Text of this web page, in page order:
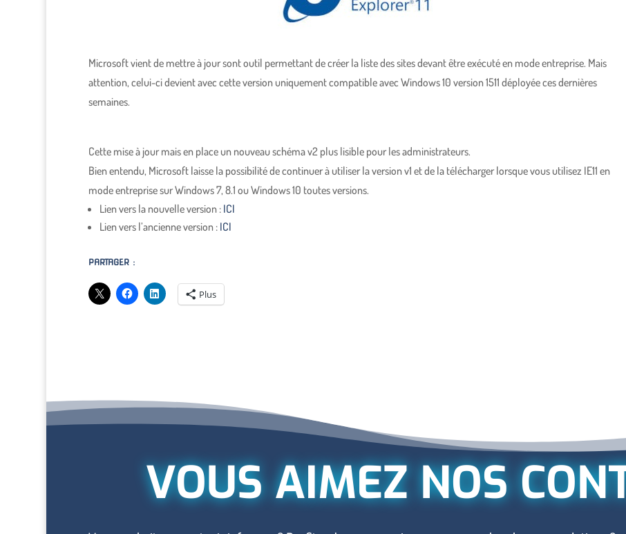
Microsoft vient de mettre à jour sont outil permettant de créer la liste des sites devant être exécuté en mode entreprise. Mais
attention, celui-ci devient avec cette version uniquement compatible avec Windows 10 version 1511 déployée ces dernières
semaines.
Cette mise à jour mais en place un nouveau schéma v2 plus lisible pour les administrateurs.
Bien entendu, Microsoft laisse la possibilité de continuer à utiliser la version v1 et de la télécharger lorsque vous utilisez IE11 en
mode entreprise sur Windows 7, 8.1 ou Windows 10 toutes versions.
Lien vers la nouvelle version : ICI
Lien vers l’ancienne version : ICI
PARTAGER :
Plus
VOUS AIMEZ NOS